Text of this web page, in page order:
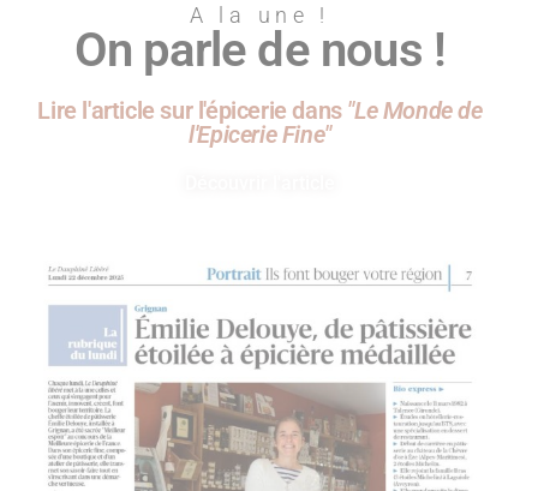
A la une !
On parle de nous !
Lire l'article sur l'épicerie dans "Le Monde de
l'Epicerie Fine"